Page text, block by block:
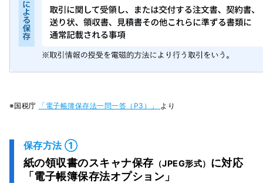
※国税庁 「電子帳簿保存法一問一答（P3）」 より
保存方法 ①
紙の領収書のスキャナ保存 （JPEG形式） に対応
「電子帳簿保存法オプション」